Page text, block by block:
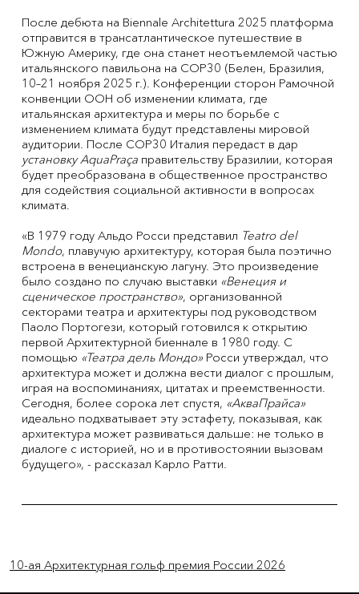
После дебюта на Biennale Architettura 2025 платформа
отправится в трансатлантическое путешествие в
Южную Америку, где она станет неотъемлемой частью
итальянского павильона на COP30 (Белен, Бразилия,
10–21 ноября 2025 г.). Конференции сторон Рамочной
конвенции ООН об изменении климата, где
итальянская архитектура и меры по борьбе с
изменением климата будут представлены мировой
аудитории. После COP30 Италия передаст в дар
установку AquaPraça правительству Бразилии, которая
будет преобразована в общественное пространство
для содействия социальной активности в вопросах
климата.
«В 1979 году Альдо Росси представил Teatro del
Mondo, плавучую архитектуру, которая была поэтично
встроена в венецианскую лагуну. Это произведение
было создано по случаю выставки «Венеция и
сценическое пространство», организованной
секторами театра и архитектуры под руководством
Паоло Портогези, который готовился к открытию
первой Архитектурной биеннале в 1980 году. С
помощью «Театра дель Мондо»Росси утверждал, что
архитектура может и должна вести диалог с прошлым,
играя на воспоминаниях, цитатах и преемственности.
Сегодня, более сорока лет спустя, «АкваПрайса»
идеально подхватывает эту эстафету, показывая, как
архитектура может развиваться дальше: не только в
диалоге с историей, но и в противостоянии вызовам
будущего», - рассказал Карло Ратти.
10-ая Архитектурная гольф премия России 2026